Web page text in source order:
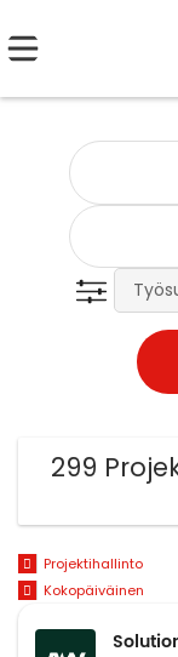
299
Projektihallinto
Kokopäiväinen